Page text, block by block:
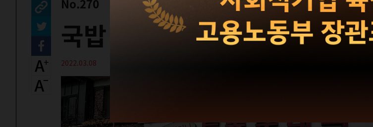
No.270
국밥 레볼루션
2022.03.08